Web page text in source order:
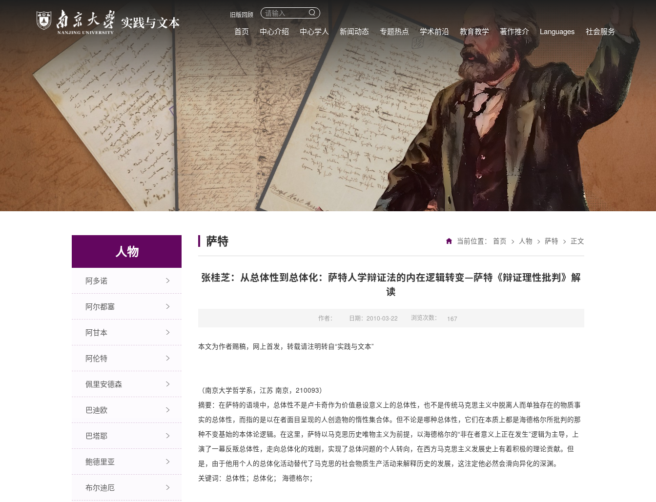
旧版回顾
首页 中心介绍 中心学人 新闻动态 专题热点 学术前沿 教育教学 著作推介 Languages 社会服务
人物
阿多诺
阿尔都塞
阿甘本
阿伦特
佩里安德森
巴迪欧
巴塔耶
鲍德里亚
布尔迪厄
萨特 当前位置： 首页 > 人物 > 萨特 > 正文
张桂芝：从总体性到总体化：萨特人学辩证法的内在逻辑转变—萨特《辩证理性批判》解
读
作者： 日期：2010-03-22 浏览次数： 167
本文为作者赐稿，网上首发，转载请注明转自“实践与文本”
（南京大学哲学系，江苏 南京，210093）
摘要：在萨特的语境中，总体性不是卢卡奇作为价值悬设意义上的总体性，也不是传统马克思主义中脱离人而单独存在的物质事
实的总体性，而指的是以在者面目呈现的人创造物的惰性集合体。但不论是哪种总体性，它们在本质上都是海德格尔所批判的那
种不变基始的本体论逻辑。在这里，萨特以马克思历史唯物主义为前提，以海德格尔的“非在者意义上正在发生”逻辑为主导，上
演了一幕反叛总体性，走向总体化的戏剧，实现了总体问题的个人转向，在西方马克思主义发展史上有着积极的理论贡献。但
是，由于他用个人的总体化活动替代了马克思的社会物质生产活动来解释历史的发展，这注定他必然会滑向异化的深渊。
关键词：总体性；总体化； 海德格尔；